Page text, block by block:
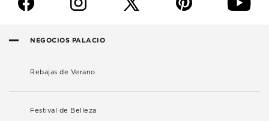
NEGOCIOS PALACIO
Rebajas de Verano
Festival de Belleza